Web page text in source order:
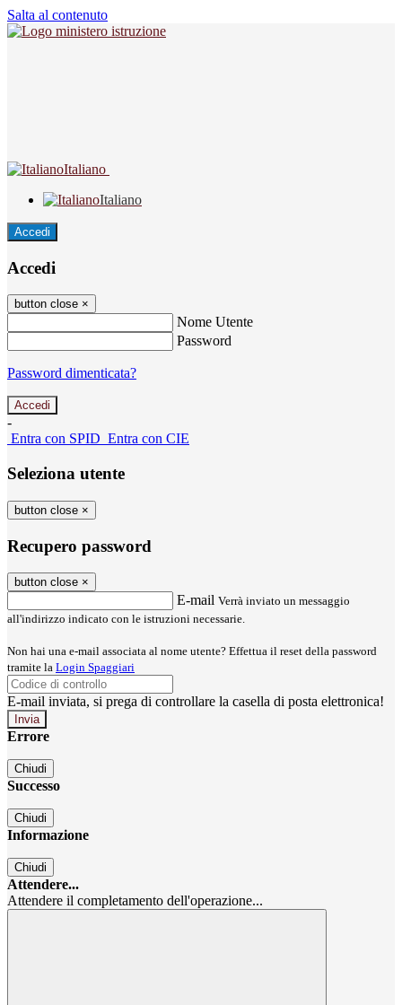
Salta al contenuto
Italiano
Italiano
Accedi
Accedi
button close ×
Nome Utente
Password
Password dimenticata?
-
Entra con SPID Entra con CIE
Seleziona utente
button close ×
Recupero password
button close ×
E-mail Verrà inviato un messaggio
all'indirizzo indicato con le istruzioni necessarie.
Non hai una e-mail associata al nome utente? Effettua il reset della password
tramite la Login Spaggiari
E-mail inviata, si prega di controllare la casella di posta elettronica!
Errore
Chiudi
Successo
Chiudi
Informazione
Chiudi
Attendere...
Attendere il completamento dell'operazione...